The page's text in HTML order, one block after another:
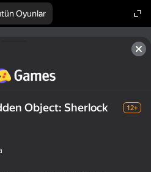
Oyunlar
Object: Sherlock
12+